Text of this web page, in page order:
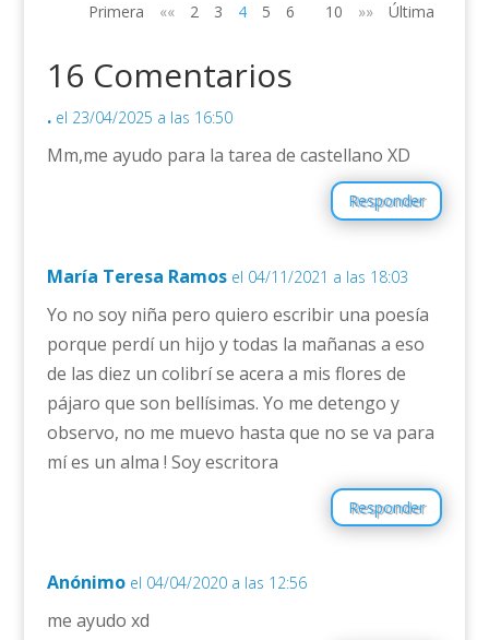
Primera «« 2 3 4 5 6 10 »» Última
16 Comentarios
. el 23/04/2025 a las 16:50
Mm,me ayudo para la tarea de castellano XD
Responder
María Teresa Ramos el 04/11/2021 a las 18:03
Yo no soy niña pero quiero escribir una poesía
porque perdí un hijo y todas la mañanas a eso
de las diez un colibrí se acera a mis flores de
pájaro que son bellísimas. Yo me detengo y
observo, no me muevo hasta que no se va para
mí es un alma ! Soy escritora
Responder
Anónimo el 04/04/2020 a las 12:56
me ayudo xd